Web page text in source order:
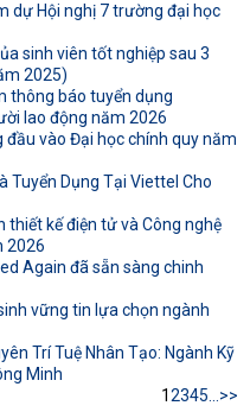
dự Hội nghị 7 trường đại học
sinh viên tốt nghiệp sau 3
2025)
thông báo tuyển dụng
lao động năm 2026
vào Đại học chính quy năm
Tuyển Dụng Tại Viettel Cho
thiết kế điện tử và Công nghệ
2026
Again đã sẵn sàng chinh
vững tin lựa chọn ngành
Trí Tuệ Nhân Tạo: Ngành Kỹ
Minh
12345...>>